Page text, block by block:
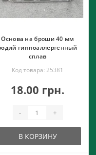
Основа на броши 40 мм
гиппоаллергенный
сплав
Код товара: 25381
18.00 грн.
- +
В КОРЗИНУ